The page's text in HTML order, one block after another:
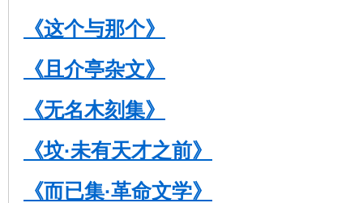
《这个与那个》
《且介亭杂文》
《无名木刻集》
《坟·未有天才之前》
《而已集·革命文学》